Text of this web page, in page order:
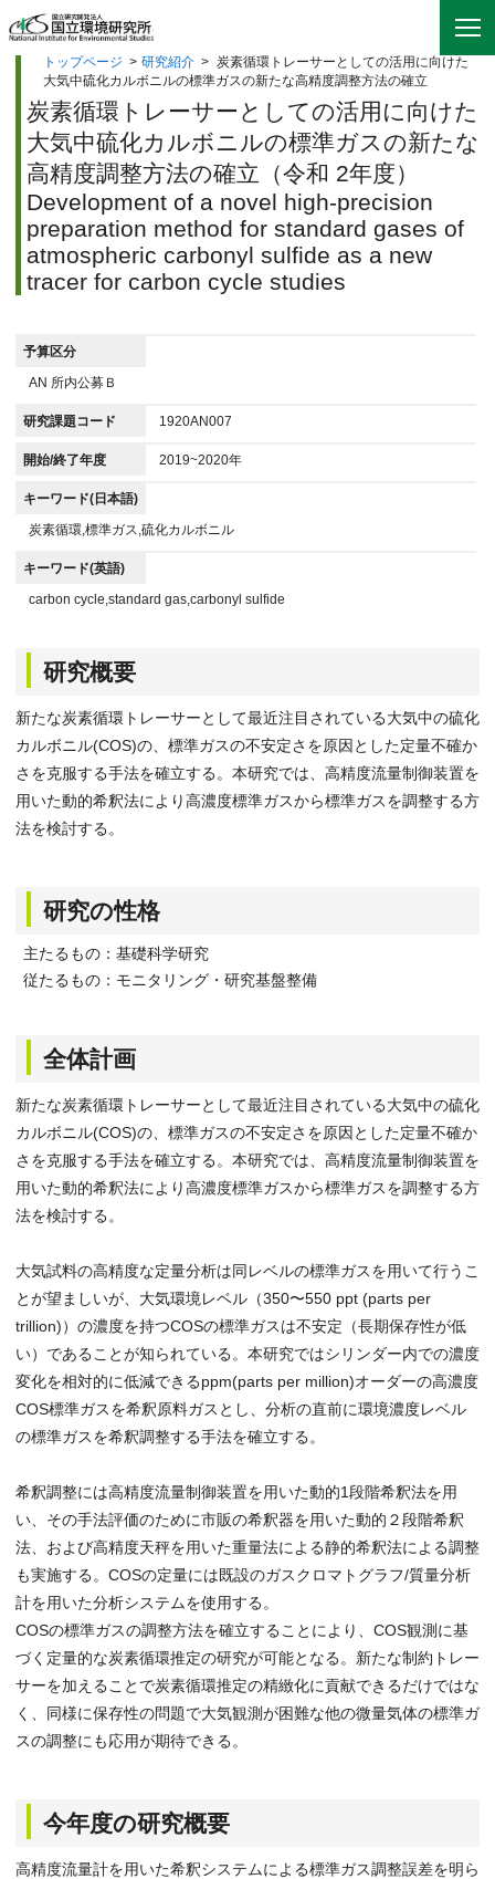
トップページ > 研究紹介 > 炭素循環トレーサーとしての活用に向けた
大気中硫化カルボニルの標準ガスの新たな高精度調整方法の確立
炭素循環トレーサーとしての活用に向けた
大気中硫化カルボニルの標準ガスの新たな
高精度調整方法の確立（令和 2年度）
Development of a novel high-precision
preparation method for standard gases of
atmospheric carbonyl sulfide as a new
tracer for carbon cycle studies
予算区分
AN 所内公募Ｂ
研究課題コード 1920AN007
開始/終了年度 2019~2020年
キーワード(日本語)
炭素循環,標準ガス,硫化カルボニル
キーワード(英語)
carbon cycle,standard gas,carbonyl sulfide
研究概要
新たな炭素循環トレーサーとして最近注目されている大気中の硫化
カルボニル(COS)の、標準ガスの不安定さを原因とした定量不確か
さを克服する手法を確立する。本研究では、高精度流量制御装置を
用いた動的希釈法により高濃度標準ガスから標準ガスを調整する方
法を検討する。
研究の性格
主たるもの：基礎科学研究
従たるもの：モニタリング・研究基盤整備
全体計画
新たな炭素循環トレーサーとして最近注目されている大気中の硫化
カルボニル(COS)の、標準ガスの不安定さを原因とした定量不確か
さを克服する手法を確立する。本研究では、高精度流量制御装置を
用いた動的希釈法により高濃度標準ガスから標準ガスを調整する方
法を検討する。
大気試料の高精度な定量分析は同レベルの標準ガスを用いて行うこ
とが望ましいが、大気環境レベル（350〜550 ppt (parts per
trillion)）の濃度を持つCOSの標準ガスは不安定（長期保存性が低
い）であることが知られている。本研究ではシリンダー内での濃度
変化を相対的に低減できるppm(parts per million)オーダーの高濃度
COS標準ガスを希釈原料ガスとし、分析の直前に環境濃度レベル
の標準ガスを希釈調整する手法を確立する。
希釈調整には高精度流量制御装置を用いた動的1段階希釈法を用
い、その手法評価のために市販の希釈器を用いた動的２段階希釈
法、および高精度天秤を用いた重量法による静的希釈法による調整
も実施する。COSの定量には既設のガスクロマトグラフ/質量分析
計を用いた分析システムを使用する。
COSの標準ガスの調整方法を確立することにより、COS観測に基
づく定量的な炭素循環推定の研究が可能となる。新たな制約トレー
サーを加えることで炭素循環推定の精緻化に貢献できるだけではな
く、同様に保存性の問題で大気観測が困難な他の微量気体の標準ガ
スの調整にも応用が期待できる。
今年度の研究概要
高精度流量計を用いた希釈システムによる標準ガス調整誤差を明ら